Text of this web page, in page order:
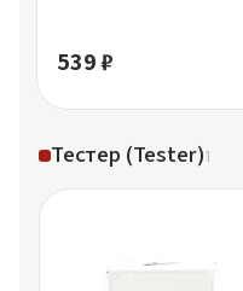
539 ₽
Тестер (Tester)1